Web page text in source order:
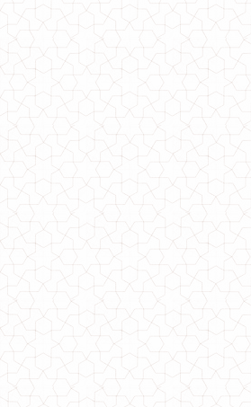
Жіноче довге трикотажне
610.00грн.
Жіноче однотонне вечірнє
620.00грн.